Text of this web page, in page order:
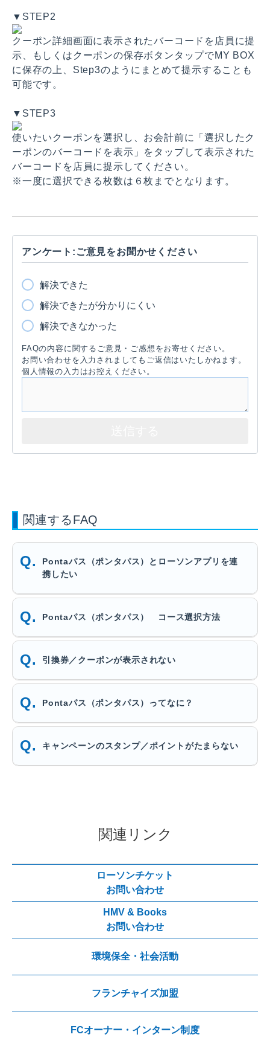
▼STEP2
クーポン詳細画面に表示されたバーコードを店員に提
示、もしくはクーポンの保存ボタンタップでMY BOX
に保存の上、Step3のようにまとめて提示することも
可能です。
▼STEP3
使いたいクーポンを選択し、お会計前に「選択したク
ーポンのバーコードを表示」をタップして表示された
バーコードを店員に提示してください。
※一度に選択できる枚数は６枚までとなります。
アンケート:ご意見をお聞かせください
解決できた
解決できたが分かりにくい
解決できなかった
FAQの内容に関するご意見・ご感想をお寄せください。
お問い合わせを入力されましてもご返信はいたしかねます。
個人情報の入力はお控えください。
関連するFAQ
Pontaパス（ポンタパス）とローソンアプリを連
携したい
Pontaパス（ポンタパス） コース選択方法
引換券／クーポンが表示されない
Pontaパス（ポンタパス）ってなに？
キャンペーンのスタンプ／ポイントがたまらない
関連リンク
ローソンチケット
お問い合わせ
HMV & Books
お問い合わせ
環境保全・社会活動
フランチャイズ加盟
FCオーナー・インターン制度